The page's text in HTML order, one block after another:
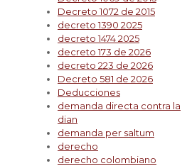
Decreto 1072 de 2015
decreto 1390 2025
decreto 1474 2025
decreto 173 de 2026
decreto 223 de 2026
Decreto 581 de 2026
Deducciones
demanda directa contra la
dian
demanda per saltum
derecho
derecho colombiano